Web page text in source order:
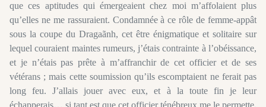
que ces aptitudes qui émergeaient chez moi m’affolaient plus
qu’elles ne me rassuraient. Condamnée à ce rôle de femme-appât
sous la coupe du Dragaãnh, cet être énigmatique et solitaire sur
lequel couraient maintes rumeurs, j’étais contrainte à l’obéissance,
et je n’étais pas prête à m’affranchir de cet officier et de ses
vétérans ; mais cette soumission qu’ils escomptaient ne ferait pas
long feu. J’allais jouer avec eux, et à la toute fin je leur